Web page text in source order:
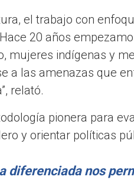
el trabajo con
20 años
mujeres indígenas y
a las amenazas que
relató.
pionera para
y orientar políticas
diferenciada nos